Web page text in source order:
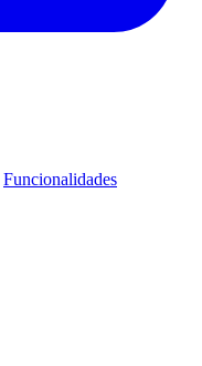
Funcionalidades